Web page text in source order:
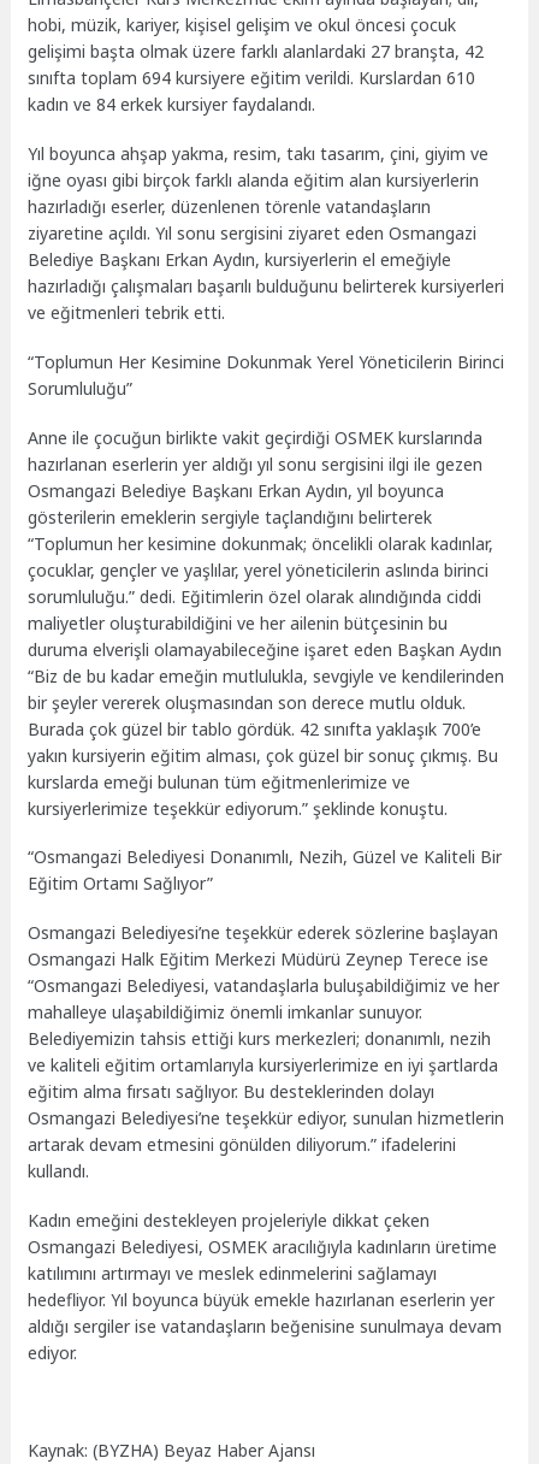
hobi, müzik, kariyer, kişisel gelişim ve okul öncesi çocuk
gelişimi başta olmak üzere farklı alanlardaki 27 branşta, 42
sınıfta toplam 694 kursiyere eğitim verildi. Kurslardan 610
kadın ve 84 erkek kursiyer faydalandı.
Yıl boyunca ahşap yakma, resim, takı tasarım, çini, giyim ve
iğne oyası gibi birçok farklı alanda eğitim alan kursiyerlerin
hazırladığı eserler, düzenlenen törenle vatandaşların
ziyaretine açıldı. Yıl sonu sergisini ziyaret eden Osmangazi
Belediye Başkanı Erkan Aydın, kursiyerlerin el emeğiyle
hazırladığı çalışmaları başarılı bulduğunu belirterek kursiyerleri
ve eğitmenleri tebrik etti.
“Toplumun Her Kesimine Dokunmak Yerel Yöneticilerin Birinci
Sorumluluğu”
Anne ile çocuğun birlikte vakit geçirdiği OSMEK kurslarında
hazırlanan eserlerin yer aldığı yıl sonu sergisini ilgi ile gezen
Osmangazi Belediye Başkanı Erkan Aydın, yıl boyunca
gösterilerin emeklerin sergiyle taçlandığını belirterek
“Toplumun her kesimine dokunmak; öncelikli olarak kadınlar,
çocuklar, gençler ve yaşlılar, yerel yöneticilerin aslında birinci
sorumluluğu.” dedi. Eğitimlerin özel olarak alındığında ciddi
maliyetler oluşturabildiğini ve her ailenin bütçesinin bu
duruma elverişli olamayabileceğine işaret eden Başkan Aydın
“Biz de bu kadar emeğin mutlulukla, sevgiyle ve kendilerinden
bir şeyler vererek oluşmasından son derece mutlu olduk.
Burada çok güzel bir tablo gördük. 42 sınıfta yaklaşık 700’e
yakın kursiyerin eğitim alması, çok güzel bir sonuç çıkmış. Bu
kurslarda emeği bulunan tüm eğitmenlerimize ve
kursiyerlerimize teşekkür ediyorum.” şeklinde konuştu.
“Osmangazi Belediyesi Donanımlı, Nezih, Güzel ve Kaliteli Bir
Eğitim Ortamı Sağlıyor”
Osmangazi Belediyesi’ne teşekkür ederek sözlerine başlayan
Osmangazi Halk Eğitim Merkezi Müdürü Zeynep Terece ise
“Osmangazi Belediyesi, vatandaşlarla buluşabildiğimiz ve her
mahalleye ulaşabildiğimiz önemli imkanlar sunuyor.
Belediyemizin tahsis ettiği kurs merkezleri; donanımlı, nezih
ve kaliteli eğitim ortamlarıyla kursiyerlerimize en iyi şartlarda
eğitim alma fırsatı sağlıyor. Bu desteklerinden dolayı
Osmangazi Belediyesi’ne teşekkür ediyor, sunulan hizmetlerin
artarak devam etmesini gönülden diliyorum.” ifadelerini
kullandı.
Kadın emeğini destekleyen projeleriyle dikkat çeken
Osmangazi Belediyesi, OSMEK aracılığıyla kadınların üretime
katılımını artırmayı ve meslek edinmelerini sağlamayı
hedefliyor. Yıl boyunca büyük emekle hazırlanan eserlerin yer
aldığı sergiler ise vatandaşların beğenisine sunulmaya devam
ediyor.
Kaynak: (BYZHA) Beyaz Haber Ajansı